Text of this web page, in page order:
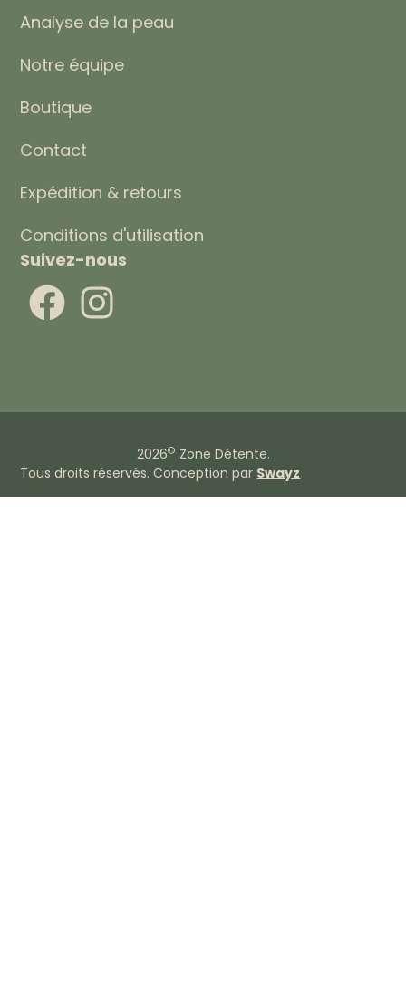
Analyse de la peau
Notre équipe
Boutique
Contact
Expédition & retours
Conditions d'utilisation
Suivez-nous
2026© Zone Détente.
Tous droits réservés. Conception par Swayz